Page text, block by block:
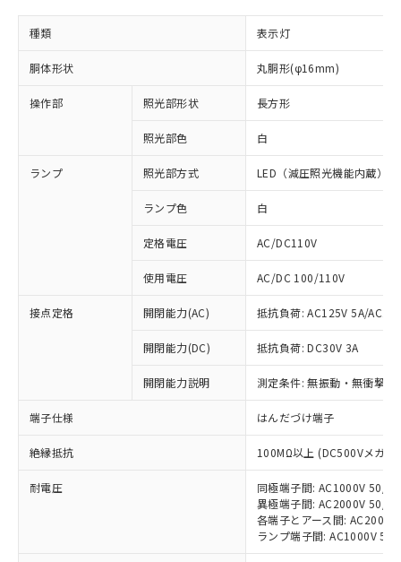
種類 表示灯
胴体形状 丸胴形(φ16mm)
操作部 照光部形状 長方形
照光部色 白
ランプ 照光部方式 LED（減圧照光機能内蔵）
ランプ色 白
定格電圧 AC/DC110V
使用電圧 AC/DC 100/110V
接点定格 開閉能力(AC) 抵抗負荷: AC125V 5A/
開閉能力(DC) 抵抗負荷: DC30V 3A
開閉能力説明 測定条件: 無振動・無衝撃
端子仕様 はんだづけ端子
絶縁抵抗 100MΩ以上 (DC500Vメガ)
耐電圧
同極端子間: AC1000V 50/
異極端子間: AC2000V 50/
各端子とアース間:
ランプ端子間: AC1000V
以下の条件をお読みいただき、同意のうえ
対応済み：EU RoHS指令（10物質）の
非含有に対応した製品が提供可能な商品で
対応予定：EU RoHS指令（10物質）の非含
有に対応した製品に切り替える予定のある
対応予定なし：EU RoHS指令（10物質）の
非含有に非対応の商品で、対応品を出す予